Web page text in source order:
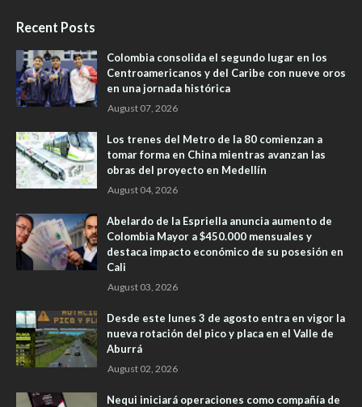
Recent Posts
Colombia consolida el segundo lugar en los
Centroamericanos y del Caribe con nueve oros
en una jornada histórica
August 07, 2026
Los trenes del Metro de la 80 comienzan a
tomar forma en China mientras avanzan las
obras del proyecto en Medellín
August 04, 2026
Abelardo de la Espriella anuncia aumento de
Colombia Mayor a $450.000 mensuales y
destaca impacto económico de su posesión en
Cali
August 03, 2026
Desde este lunes 3 de agosto entra en vigor la
nueva rotación del pico y placa en el Valle de
Aburrá
August 02, 2026
Nequi iniciará operaciones como compañía de